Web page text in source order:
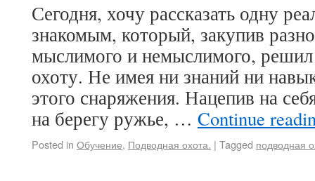
Сегодня, хочу рассказать одну
знакомым, который, закупив
мыслимого и немыслимого,
охоту. Не имея ни знаний ни
этого снаряжения. Нацепив на
на берегу ружье, … Continue
Posted in Обучение, Подводная охота. | Tagged подводная